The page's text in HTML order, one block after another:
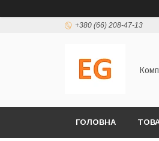
+380 (66) 208-47-13
ГОЛОВНА